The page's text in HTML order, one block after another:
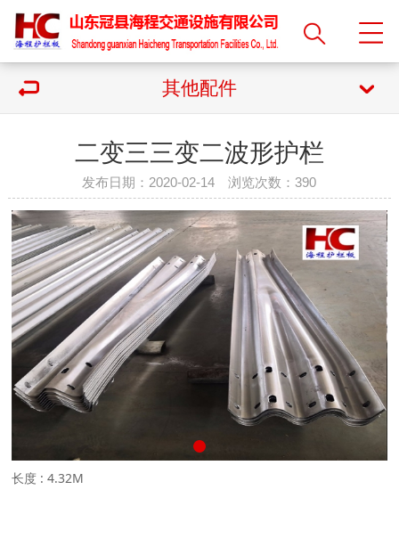
其他配件
二变三三变二波形护栏
发布日期：2020-02-14 浏览次数：390
长度 : 4.32M